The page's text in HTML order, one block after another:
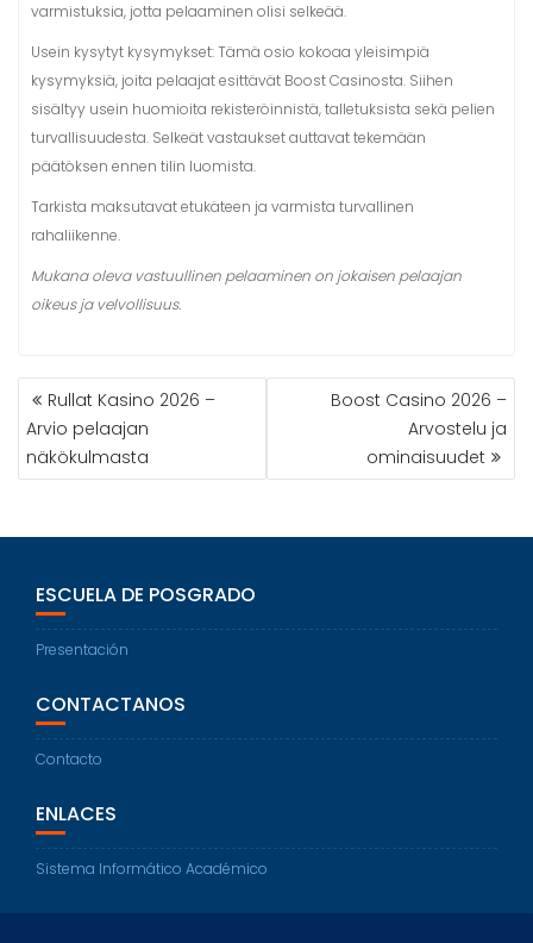
varmistuksia, jotta pelaaminen olisi selkeää.
Usein kysytyt kysymykset: Tämä osio kokoaa yleisimpiä
kysymyksiä, joita pelaajat esittävät Boost Casinosta. Siihen
sisältyy usein huomioita rekisteröinnistä, talletuksista sekä pelien
turvallisuudesta. Selkeät vastaukset auttavat tekemään
päätöksen ennen tilin luomista.
Tarkista maksutavat etukäteen ja varmista turvallinen
rahaliikenne.
Mukana oleva vastuullinen pelaaminen on jokaisen pelaajan
oikeus ja velvollisuus.
Rullat Kasino 2026 –
Arvio pelaajan
näkökulmasta
Boost Casino 2026 –
Arvostelu ja
ominaisuudet
ESCUELA DE POSGRADO
Presentación
CONTACTANOS
Contacto
ENLACES
Sistema Informático Académico